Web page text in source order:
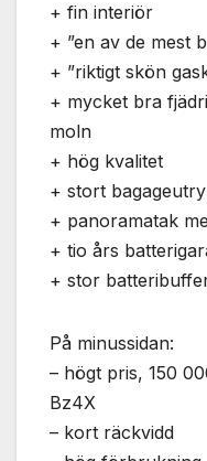
+ fin interiör
+ ”en av de mest
+ ”riktigt skön
+ mycket bra
moln
+ hög kvalitet
+ stort
+ panoramatak
+ tio års
+ stor
På minussidan:
– högt pris, 150
Bz4X
– kort räckvidd